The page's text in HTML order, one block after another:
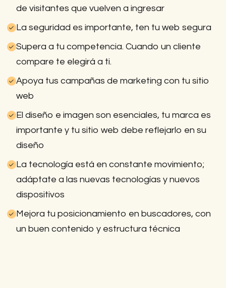
de visitantes que vuelven a ingresar
La seguridad es importante, ten tu web segura
Supera a tu competencia. Cuando un cliente
compare te elegirá a ti.
Apoya tus campañas de marketing con tu sitio
web
El diseño e imagen son esenciales, tu marca es
importante y tu sitio web debe reflejarlo en su
diseño
La tecnología está en constante movimiento;
adáptate a las nuevas tecnologías y nuevos
dispositivos
Mejora tu posicionamiento en buscadores, con
un buen contenido y estructura técnica